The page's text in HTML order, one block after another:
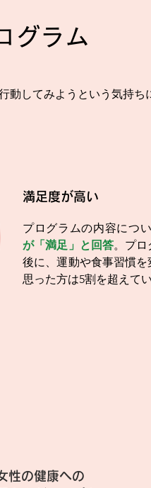
グラム
動してみようという気持ち
満足度が高い
プログラムの内容につい
が「満足」と回答。プロ
後に、運動や食事習慣を
思った方は5割を超えてい
性の健康への